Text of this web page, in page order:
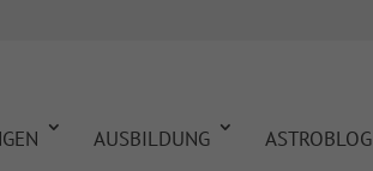
AUSBILDUNG ASTROBLOG